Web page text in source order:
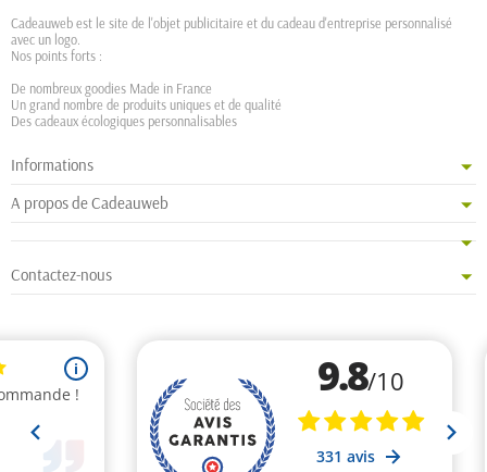
Cadeauweb est le site de l'objet publicitaire et du cadeau d'entreprise personnalisé
avec un logo.
Nos points forts :
De nombreux goodies Made in France
Un grand nombre de produits uniques et de qualité
Des cadeaux écologiques personnalisables
Informations
A propos de Cadeauweb
Contactez-nous